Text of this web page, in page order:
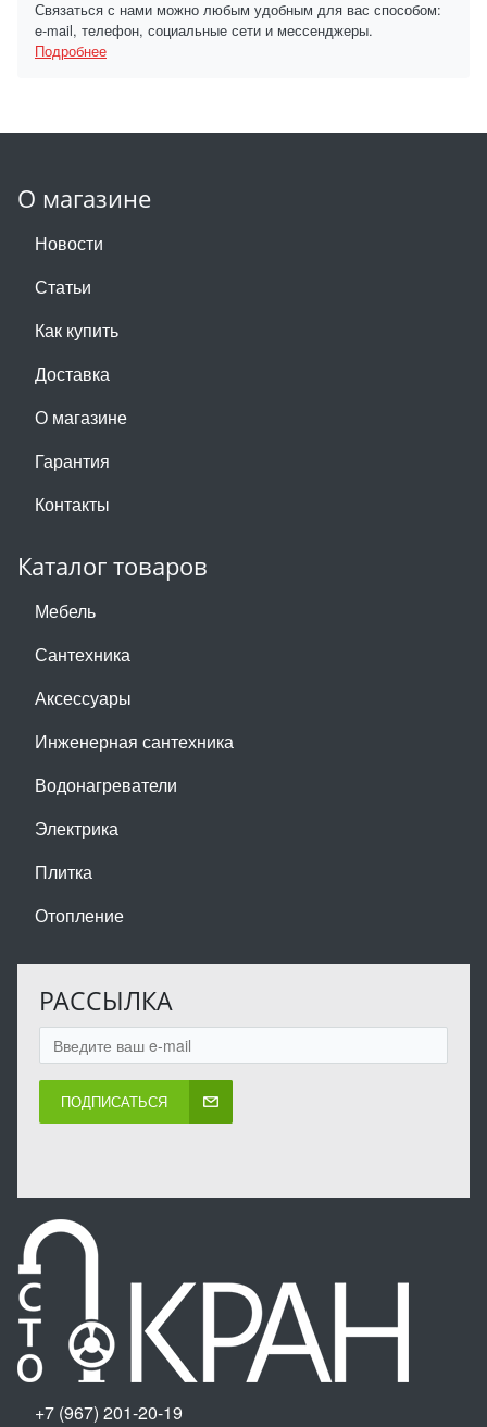
Связаться с нами можно любым удобным для вас способом:
e-mail, телефон, социальные сети и мессенджеры.
Подробнее
О магазине
Новости
Статьи
Как купить
Доставка
О магазине
Гарантия
Контакты
Каталог товаров
Мебель
Сантехника
Аксессуары
Инженерная сантехника
Водонагреватели
Электрика
Плитка
Отопление
РАССЫЛКА
ПОДПИСАТЬСЯ
+7 (967) 201-20-19